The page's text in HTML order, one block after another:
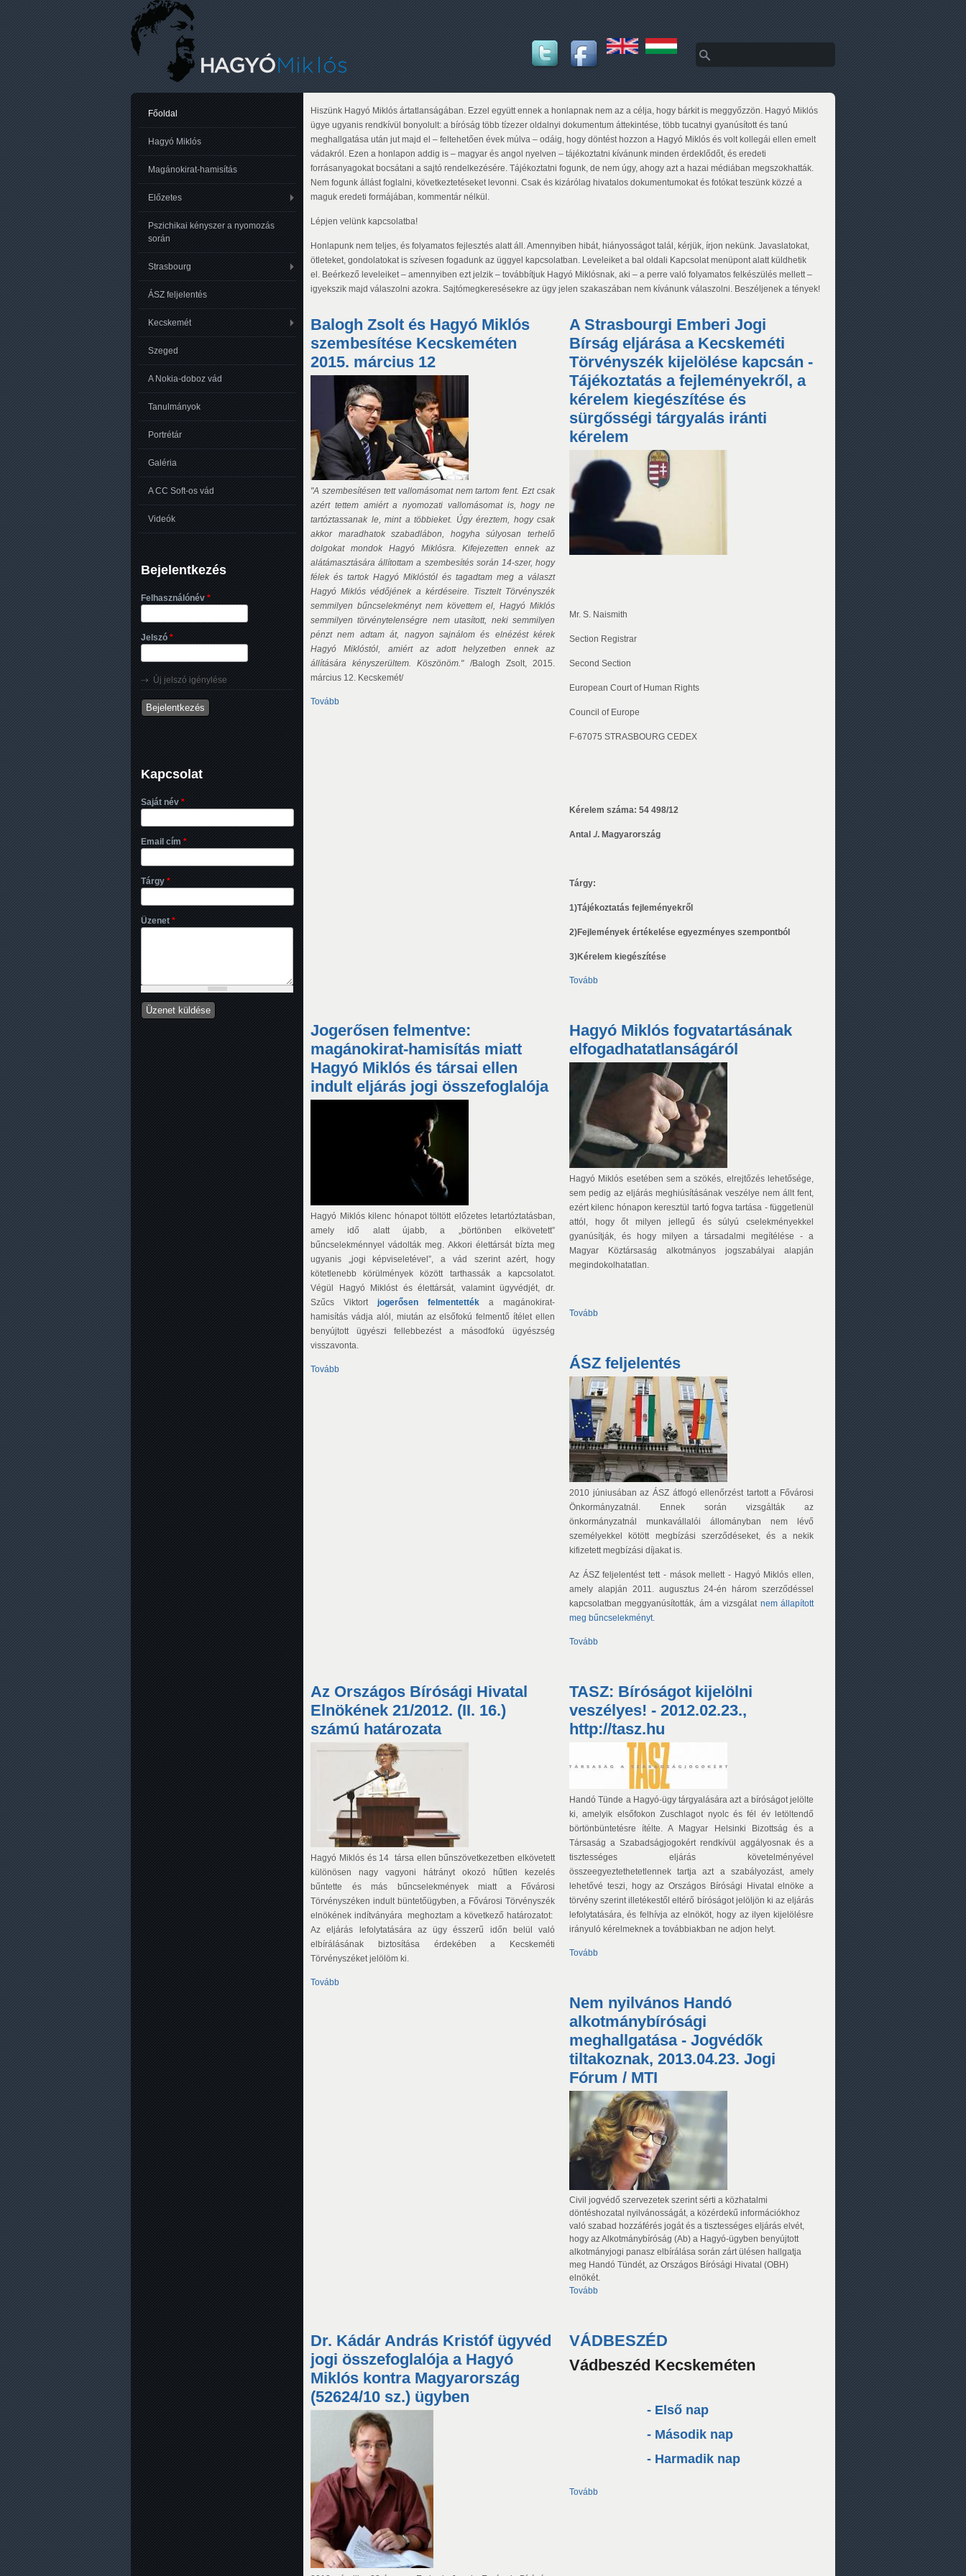
Keresés űrlap
Keresés
Hiszünk Hagyó Miklós ártatlanságában. Ezzel együtt ennek a honlapnak nem az a célja, hogy bárkit is meggyőzzön. Hagyó Miklós
ügye ugyanis rendkívül bonyolult: a bíróság több tízezer oldalnyi dokumentum áttekintése, több tucatnyi gyanúsított és tanú
meghallgatása után jut majd el – feltehetően évek múlva – odáig, hogy döntést hozzon a Hagyó Miklós és volt kollegái ellen emelt
vádakról. Ezen a honlapon addig is – magyar és angol nyelven – tájékoztatni kívánunk minden érdeklődőt, és eredeti
forrásanyagokat bocsátani a sajtó rendelkezésére. Tájékoztatni fogunk, de nem úgy, ahogy azt a hazai médiában megszokhatták.
Nem fogunk állást foglalni, következtetéseket levonni. Csak és kizárólag hivatalos dokumentumokat és fotókat teszünk közzé a
maguk eredeti formájában, kommentár nélkül.
Lépjen velünk kapcsolatba!
Honlapunk nem teljes, és folyamatos fejlesztés alatt áll. Amennyiben hibát, hiányosságot talál, kérjük, írjon nekünk. Javaslatokat,
ötleteket, gondolatokat is szívesen fogadunk az üggyel kapcsolatban. Leveleiket a bal oldali Kapcsolat menüpont alatt küldhetik
el. Beérkező leveleiket – amennyiben ezt jelzik – továbbítjuk Hagyó Miklósnak, aki – a perre való folyamatos felkészülés mellett –
igyekszik majd válaszolni azokra. Sajtómegkeresésekre az ügy jelen szakaszában nem kívánunk válaszolni. Beszéljenek a tények!
Balogh Zsolt és Hagyó Miklós
szembesítése Kecskeméten
2015. március 12
"A szembesítésen tett vallomásomat nem tartom fent. Ezt csak
azért tettem amiért a nyomozati vallomásomat is, hogy ne
tartóztassanak le, mint a többieket. Úgy éreztem, hogy csak
akkor maradhatok szabadlábon, hogyha súlyosan terhelő
dolgokat mondok Hagyó Miklósra. Kifejezetten ennek az
alátámasztására állítottam a szembesítés során 14-szer, hogy
félek és tartok Hagyó Miklóstól és tagadtam meg a választ
Hagyó Miklós védőjének a kérdéseire. Tisztelt Törvényszék
semmilyen bűncselekményt nem követtem el, Hagyó Miklós
semmilyen törvénytelenségre nem utasított, neki semmilyen
pénzt nem adtam át, nagyon sajnálom és elnézést kérek
Hagyó Miklóstól, amiért az adott helyzetben ennek az
állítására kényszerültem. Köszönöm."/Balogh Zsolt, 2015.
március 12. Kecskemét/
Tovább
A Strasbourgi Emberi Jogi
Bírság eljárása a Kecskeméti
Törvényszék kijelölése kapcsán -
Tájékoztatás a fejleményekről, a
kérelem kiegészítése és
sürgősségi tárgyalás iránti
kérelem
Mr. S. Naismith
Section Registrar
Second Section
European Court of Human Rights
Council of Europe
F-67075 STRASBOURG CEDEX
Kérelem száma: 54 498/12
Antal ./. Magyarország
Tárgy:
1)Tájékoztatás fejleményekről
2)Fejlemények értékelése egyezményes szempontból
3)Kérelem kiegészítése
Tovább
Jogerősen felmentve:
magánokirat-hamisítás miatt
Hagyó Miklós és társai ellen
indult eljárás jogi összefoglalója
Hagyó Miklós kilenc hónapot töltött előzetes letartóztatásban,
amely idő alatt újabb, a „börtönben elkövetett”
bűncselekménnyel vádolták meg. Akkori élettársát bízta meg
ugyanis „jogi képviseletével”, a vád szerint azért, hogy
kötetlenebb körülmények között tarthassák a kapcsolatot.
Végül Hagyó Miklóst és élettársát, valamint ügyvédjét, dr.
Szűcs Viktort jogerősen felmentették a magánokirat-
hamisítás vádja alól, miután az elsőfokú felmentő ítélet ellen
benyújtott ügyészi fellebbezést a másodfokú ügyészség
visszavonta.
Tovább
Hagyó Miklós fogvatartásának
elfogadhatatlanságáról
Hagyó Miklós esetében sem a szökés, elrejtőzés lehetősége,
sem pedig az eljárás meghiúsításának veszélye nem állt fent,
ezért kilenc hónapon keresztül tartó fogva tartása - függetlenül
attól, hogy őt milyen jellegű és súlyú cselekményekkel
gyanúsítják, és hogy milyen a társadalmi megítélése - a
Magyar Köztársaság alkotmányos jogszabályai alapján
megindokolhatatlan.
Tovább
ÁSZ feljelentés
2010 júniusában az ÁSZ átfogó ellenőrzést tartott a Fővárosi
Önkormányzatnál. Ennek során vizsgálták az
önkormányzatnál munkavállalói állományban nem lévő
személyekkel kötött megbízási szerződéseket, és a nekik
kifizetett megbízási díjakat is.
Az ÁSZ feljelentést tett - mások mellett - Hagyó Miklós ellen,
amely alapján 2011. augusztus 24-én három szerződéssel
kapcsolatban meggyanúsították, ám a vizsgálat nem állapított
meg bűncselekményt.
Tovább
Az Országos Bírósági Hivatal
Elnökének 21/2012. (II. 16.)
számú határozata
Hagyó Miklós és 14 társa ellen bűnszövetkezetben elkövetett
különösen nagy vagyoni hátrányt okozó hűtlen kezelés
bűntette és más bűncselekmények miatt a Fővárosi
Törvényszéken indult büntetőügyben, a Fővárosi Törvényszék
elnökének indítványára meghoztam a következő határozatot:
Az eljárás lefolytatására az ügy ésszerű időn belül való
elbírálásának biztosítása érdekében a Kecskeméti
Törvényszéket jelölöm ki.
Tovább
TASZ: Bíróságot kijelölni
veszélyes! - 2012.02.23.,
http://tasz.hu
Handó Tünde a Hagyó-ügy tárgyalására azt a bíróságot jelölte
ki, amelyik elsőfokon Zuschlagot nyolc és fél év letöltendő
börtönbüntetésre ítélte. A Magyar Helsinki Bizottság és a
Társaság a Szabadságjogokért rendkívül aggályosnak és a
tisztességes eljárás követelményével
összeegyeztethetetlennek tartja azt a szabályozást, amely
lehetővé teszi, hogy az Országos Bírósági Hivatal elnöke a
törvény szerint illetékestől eltérő bíróságot jelöljön ki az eljárás
lefolytatására, és felhívja az elnököt, hogy az ilyen kijelölésre
irányuló kérelmeknek a továbbiakban ne adjon helyt.
Tovább
Nem nyilvános Handó
alkotmánybírósági
meghallgatása - Jogvédők
tiltakoznak, 2013.04.23. Jogi
Fórum / MTI
Civil jogvédő szervezetek szerint sérti a közhatalmi
döntéshozatal nyilvánosságát, a közérdekű információkhoz
való szabad hozzáférés jogát és a tisztességes eljárás elvét,
hogy az Alkotmánybíróság (Ab) a Hagyó-ügyben benyújtott
alkotmányjogi panasz elbírálása során zárt ülésen hallgatja
meg Handó Tündét, az Országos Bírósági Hivatal (OBH)
elnökét.
Tovább
Dr. Kádár András Kristóf ügyvéd
jogi összefoglalója a Hagyó
Miklós kontra Magyarország
(52624/10 sz.) ügyben
VÁDBESZÉD
Vádbeszéd Kecskeméten
- Első nap
- Második nap
- Harmadik nap
Tovább
Oldalak
Főoldal
Hagyó Miklós
Magánokirat-hamisítás
Előzetes
Pszichikai kényszer a nyomozás
során
Strasbourg
ÁSZ feljelentés
Kecskemét
Szeged
A Nokia-doboz vád
Tanulmányok
Portrétár
Galéria
A CC Soft-os vád
Videók
Bejelentkezés
Felhasználónév *
Jelszó *
Új jelszó igénylése
Kapcsolat
Saját név *
Email cím *
Tárgy *
Üzenet *